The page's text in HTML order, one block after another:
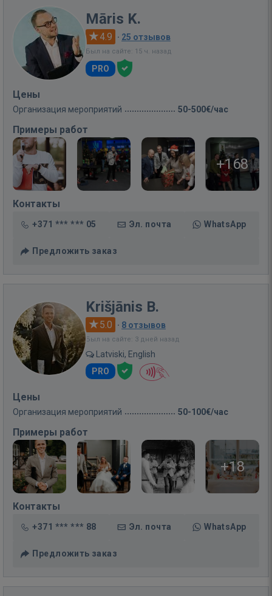
Māris K.
4.9 · 25 отзывов
Был на сайте: 15 ч. назад
PRO
Цены
Организация мероприятий 50-500€/час
Примеры работ
+168
Контакты
+371 *** *** 05 Эл. почта WhatsApp
Предложить заказ
Krišjānis B.
5.0 · 8 отзывов
Был на сайте: 3 дней назад
Latviski, English
PRO
Цены
Организация мероприятий 50-100€/час
Примеры работ
+18
Контакты
+371 *** *** 88 Эл. почта WhatsApp
Предложить заказ